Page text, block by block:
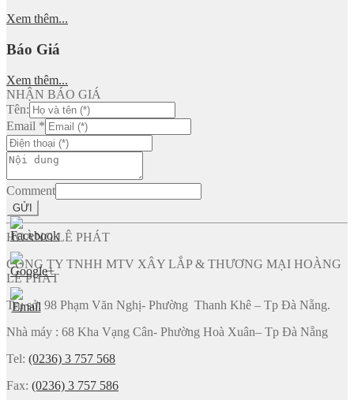
Xem thêm...
Báo Giá
Xem thêm...
NHẬN BÁO GIÁ
Tên:
Email *
Comment
GỬI
HOÀNG LÊ PHÁT
CÔNG TY TNHH MTV XÂY LẮP & THƯƠNG MẠI HOÀNG
LÊ PHÁT
Trụ sở: 98 Phạm Văn Nghị- Phường Thanh Khê – Tp Đà Nẵng.
Nhà máy : 68 Kha Vạng Cân- Phường Hoà Xuân– Tp Đà Nẵng
Tel: (0236) 3 757 568
Fax: (0236) 3 757 586